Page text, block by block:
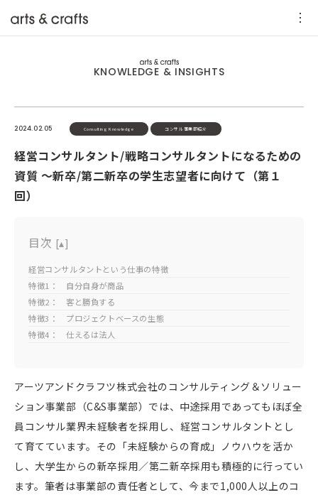
KNOWLEDGE & INSIGHTS
2024.02.05 Consulting Knowledge コンサル事業部紹介
経営コンサルタント/戦略コンサルタントになるための
資質 ～新卒/第二新卒の学生志望者に向けて（第１
回）
目次 [▴]
経営コンサルタントという仕事の特徴
特徴1： 自分自身が商品
特徴2： 客と勝負する
特徴3： プロジェクトベースの生態
特徴4： 仕えるは法人
アーツアンドクラフツ株式会社のコンサルティング＆ソリュー
ション事業部（C&S事業部）では、中途採用であってもほぼ全
員コンサル業界未経験者を採用し、経営コンサルタントとし
て育てています。その「未経験からの育成」ノウハウを活か
し、大学生からの新卒採用／第二新卒採用も積極的に行ってい
ます。筆者は事業部の責任者として、今まで1,000人以上のコ